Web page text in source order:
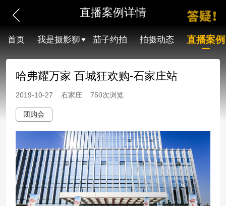
直播案例详情
首页 我是摄影狮 茄子约拍 拍摄动态 直播案例
哈弗耀万家 百城狂欢购-石家庄站
2019-10-27 石家庄 750次浏览
团购会